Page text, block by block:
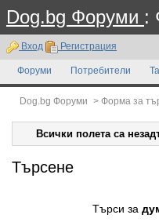
Dog.bg Форуми :
Вход Регистрация
Форуми Потребители
Dog.bg Форуми > Форма за
Всички полета са
Търсене
Търси за